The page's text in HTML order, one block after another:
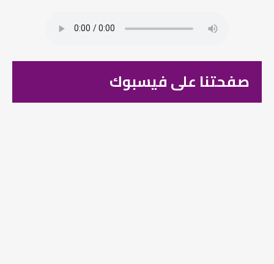
صفحتنا على فيسبوك